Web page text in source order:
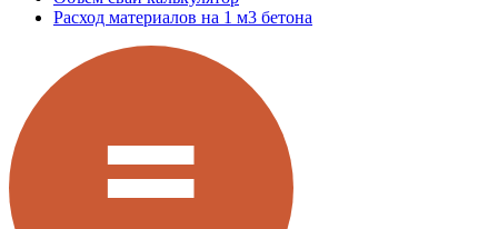
Расход материалов на 1 м3 бетона